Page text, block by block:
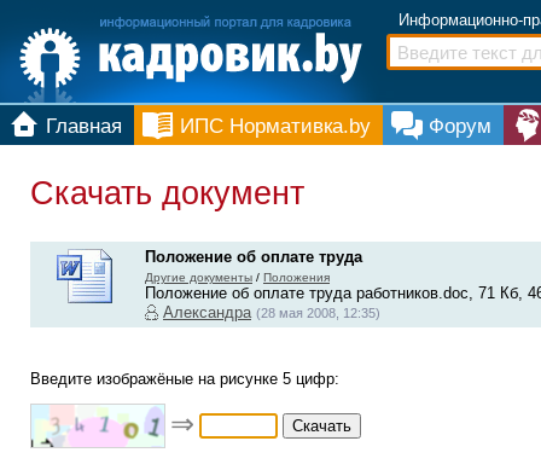
Информационно-
Главная ИПС Нормативка.by Форум
Скачать документ
Положение об оплате труда
Другие документы / Положения
Положение об оплате труда работников.doc, 71 Кб,
Александра (28 мая 2008, 12:35)
Введите изображёные на рисунке 5 цифр:
⇒